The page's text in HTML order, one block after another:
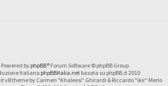
Powered by phpBB® Forum Software © phpBB Group
Italiana phpBBItalia.netbasata su phpBB.it 2010
v8 theme by Carmen "Khaleesi" Ghirardi & Riccardo "ikir" Merlo